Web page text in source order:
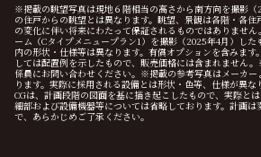
※掲載の眺望写真は現地６階相当の高さから南方向を撮影（
の住戸からの眺望とは異なります。眺望、景観は各階・各
の変化に伴い将来にわたって保証されるものではありませ
ーム（Cタイプメニュープラン1）を撮影（2025年4月）し
内の形状・仕様等は異なります。有償オプションを含みま
しては配置例を示したもので、販売価格には含まれません
係員にお問い合わせください。※掲載の参考写真はメーカー
ります。実際に採用される設備とは形状・色等、仕様が異
CGは、計画段階の図面を基に描き起こしたもので、実際と
細部および設備機器等については省略しております。計画は
で、あらかじめご了承ください。